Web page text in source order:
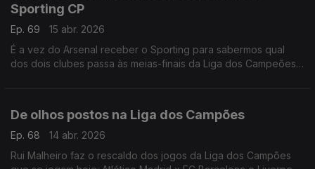
Sporting CP
Ep. 69
15 abr. 2026
É a vez do Arsenal receber o Sporting para sabermos qual
dos dois clubes passa às meias-finais da Liga dos Campeões.
De olhos postos na Liga dos Campões
Ep. 68
14 abr. 2026
Rui Malheiro faz o rescaldo dos jogos da Liga dos Campões